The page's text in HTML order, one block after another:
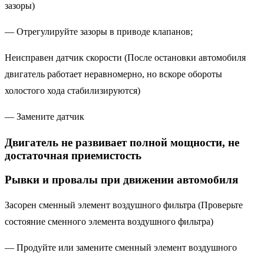
зазоры)
— Отрегулируйте зазоры в приводе клапанов;
Неисправен датчик скорости (После остановки автомобиля
двигатель работает неравномерно, но вскоре обороты
холостого хода стабилизируются)
— Замените датчик
Двигатель не развивает полной мощности, не
достаточная приемистость
Рывки и провалы при движении автомобиля
Засорен сменный элемент воздушного фильтра (Проверьте
состояние сменного элемента воздушного фильтра)
— Продуйте или замените сменный элемент воздушного